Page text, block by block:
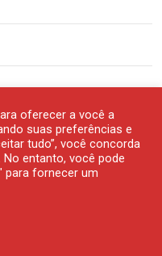
oferecer a você a
suas preferências e
tudo”, você concorda
entanto, você pode
para fornecer um